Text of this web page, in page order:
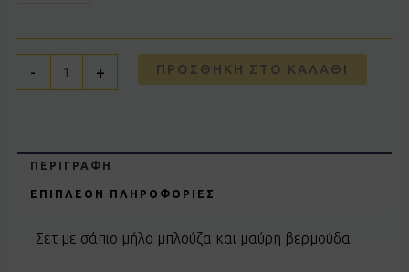
- + ΠΡΟΣΘΉΚΗ ΣΤΟ ΚΑΛΆΘΙ
ΠΕΡΙΓΡΑΦΉ
ΕΠΙΠΛΈΟΝ ΠΛΗΡΟΦΟΡΊΕΣ
Σετ με σάπιο μήλο μπλούζα και μαύρη βερμούδα